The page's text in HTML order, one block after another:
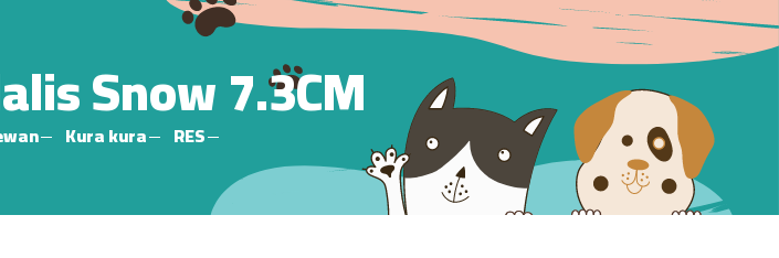
Snow 7.3CM
Kura kura RES